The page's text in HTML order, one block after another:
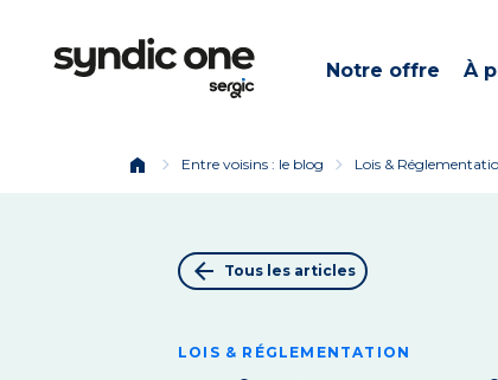
Notre offre À
home chevron_right Entre voisins : le blog chevron_right Lois &
arrow_back Tous les articles
LOIS & RÉGLEMENTATION